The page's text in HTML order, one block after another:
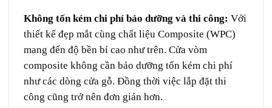
Không tốn kém chi phí bảo dưỡng và thi công: Với
thiết kế đẹp mắt cùng chất liệu Composite (WPC)
mang đến độ bền bỉ cao như trên. Cửa vòm
composite không cần bảo dưỡng tốn kém chi phí
như các dòng cửa gỗ. Đồng thời việc lắp đặt thi
công cũng trở nên đơn giản hơn.